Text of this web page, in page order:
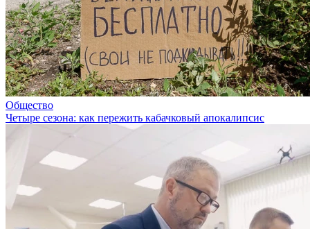
Общество
Четыре сезона: как пережить кабачковый апокалипсис